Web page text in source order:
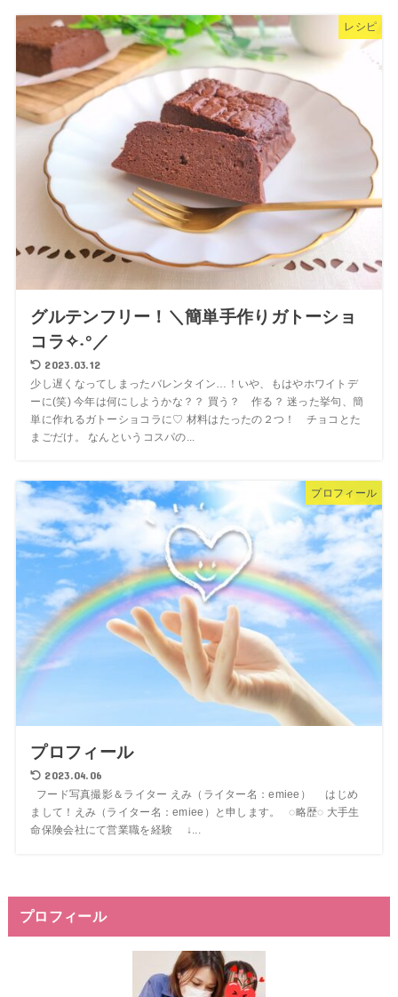
レシピ
グルテンフリー！＼簡単手作りガトーショ
コラ✧˖°／
2023.03.12
少し遅くなってしまったバレンタイン…！いや、もはやホワイトデ
ーに(笑) 今年は何にしようかな？？ 買う？ 作る？ 迷った挙句、簡
単に作れるガトーショコラに♡ 材料はたったの２つ！ チョコとた
まごだけ。 なんというコスパの...
プロフィール
プロフィール
2023.04.06
フード写真撮影＆ライター えみ（ライター名：emiee） はじめ
まして！えみ（ライター名：emiee）と申します。 ◌略歴◌ 大手生
命保険会社にて営業職を経験 ↓...
プロフィール